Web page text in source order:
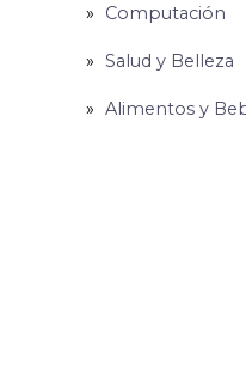
Computación
Salud y Belleza
Alimentos y